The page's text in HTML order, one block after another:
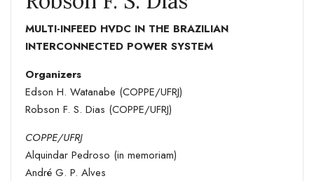
MULTI-INFEED HVDC IN THE BRAZILIAN
INTERCONNECTED POWER SYSTEM
Organizers
Edson H. Watanabe (COPPE/UFRJ)
Robson F. S. Dias (COPPE/UFRJ)
COPPE/UFRJ
Alquindar Pedroso (in memoriam)
André G. P. Alves